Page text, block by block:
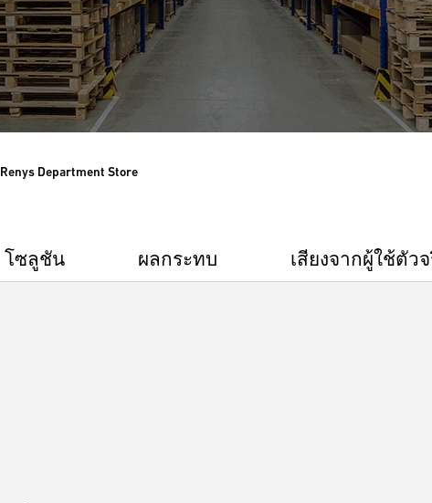
Renys Department Store
โซลูชัน ผลกระทบ เสียงจากผู้ใช้ตัว